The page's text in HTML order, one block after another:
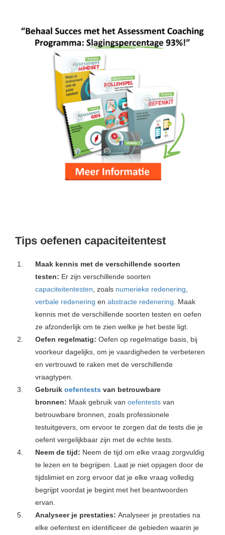
Tips oefenen capaciteitentest
Maak kennis met de verschillende soorten
testen: Er zijn verschillende soorten
capaciteitentesten , zoals numerieke redenering
verbale redenering enabstracte redenering . Maak
kennis met de verschillende soorten testen en oefen
ze afzonderlijk om te zien welke je het beste ligt.
Oefen regelmatig: Oefen op regelmatige basis, bij
voorkeur dagelijks, om je vaardigheden te verbeteren
en vertrouwd te raken met de verschillende
vraagtypen.
Gebruikoefentestsvan betrouwbare
bronnen: Maak gebruik vanoefentestsvan
betrouwbare bronnen, zoals professionele
testuitgevers, om ervoor te zorgen dat de tests die je
oefent vergelijkbaar zijn met de echte tests.
Neem de tijd: Neem de tijd om elke vraag zorgvuldig
te lezen en te begrijpen. Laat je niet opjagen door de
tijdslimiet en zorg ervoor dat je elke vraag volledig
begrijpt voordat je begint met het beantwoorden
ervan.
Analyseer je prestaties:Analyseer je prestaties na
elke oefentest en identificeer de gebieden waarin je